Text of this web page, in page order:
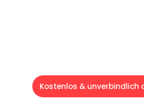
Kostenlos & unverbindlich